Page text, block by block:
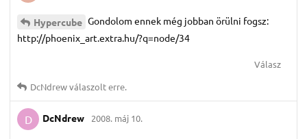
Hypercube Gondolom ennek még jobban örülni fogsz:
http://phoenix_art.extra.hu/?q=node/34
Válasz
DcNdrewválaszolt erre.
D DcNdrew 2008. máj 10.